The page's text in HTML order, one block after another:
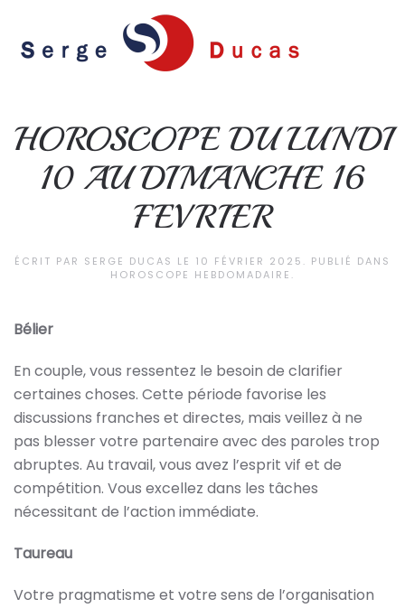
Skip to main content
HOROSCOPE DU LUNDI
10 AU DIMANCHE 16
FEVRIER
ÉCRIT PAR SERGE DUCAS LE 10 FÉVRIER 2025 . PUBLIÉ DANS
HOROSCOPE HEBDOMADAIRE .
Bélier
En couple, vous ressentez le besoin de clarifier
certaines choses. Cette période favorise les
discussions franches et directes, mais veillez à ne
pas blesser votre partenaire avec des paroles trop
abruptes. Au travail, vous avez l’esprit vif et de
compétition. Vous excellez dans les tâches
nécessitant de l’action immédiate.
Taureau
Votre pragmatisme et votre sens de l’organisation